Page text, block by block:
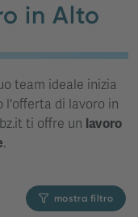
in Alto
team ideale inizia
l'offerta di lavoro in
ti offre un lavoro
.
mostra filtro